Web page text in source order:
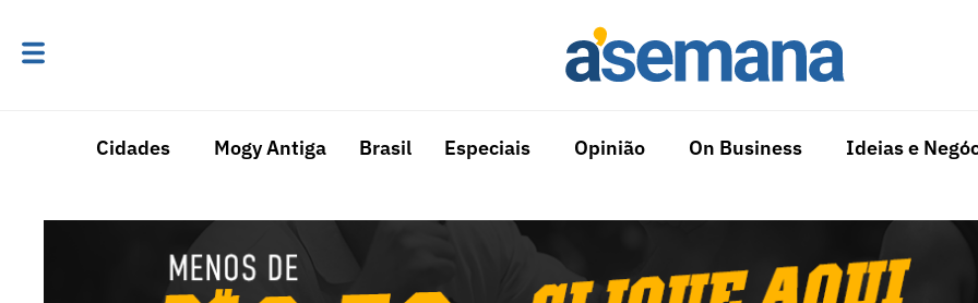
Cidades Mogy Antiga Brasil Especiais Opinião On Business Ideias e